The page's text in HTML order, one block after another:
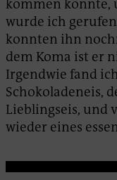
kommen könnte,
wurde ich
konnten ihn
dem Koma ist er
Irgendwie fand
Schokoladeneis,
Lieblingseis, und
wieder eines